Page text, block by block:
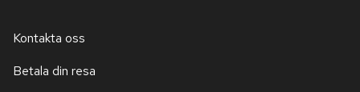
Kontakta oss
Betala din resa